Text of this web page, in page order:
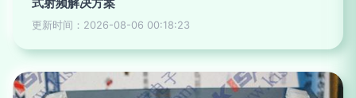
更新时间：2026-08-06 00:18:23